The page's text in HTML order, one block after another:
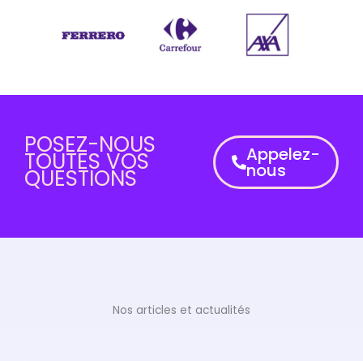
POSEZ-NOUS
TOUTES VOS
QUESTIONS
Appelez-
nous
Nos articles et actualités